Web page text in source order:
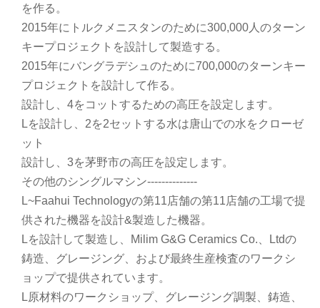
を作る。
2015年にトルクメニスタンのために300,000人のターン
キープロジェクトを設計して製造する。
2015年にバングラデシュのために700,000のターンキー
プロジェクトを設計して作る。
設計し、4をコットするための高圧を設定します。
Lを設計し、2を2セットする水は唐山での水をクローゼ
ット
設計し、3を茅野市の高圧を設定します。
その他のシングルマシン--------------
L~Faahui Technologyの第11店舗の第11店舗の工場で提
供された機器を設計&製造した機器。
Lを設計して製造し、Milim G&G Ceramics Co.、Ltdの
鋳造、グレージング、および最終生産検査のワークシ
ョップで提供されています。
L原材料のワークショップ、グレージング調製、鋳造、